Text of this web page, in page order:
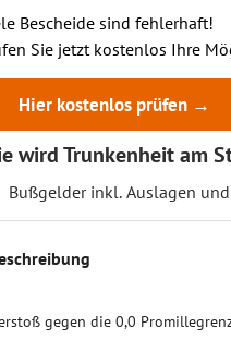
Bescheide sind fehlerhaft!
Sie jetzt kostenlos Ihre
Hier kostenlos prüfen →
wird Trunkenheit am
Bußgelder inkl. Auslagen
gegen die 0,0